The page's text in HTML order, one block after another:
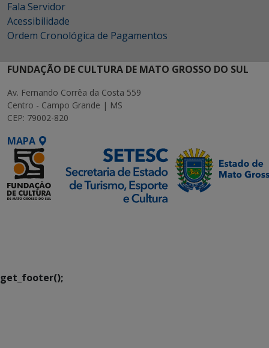
Fala Servidor
Acessibilidade
Ordem Cronológica de Pagamentos
FUNDAÇÃO DE CULTURA DE MATO GROSSO DO SUL
Av. Fernando Corrêa da Costa 559
Centro - Campo Grande | MS
CEP: 79002-820
MAPA
get_footer();